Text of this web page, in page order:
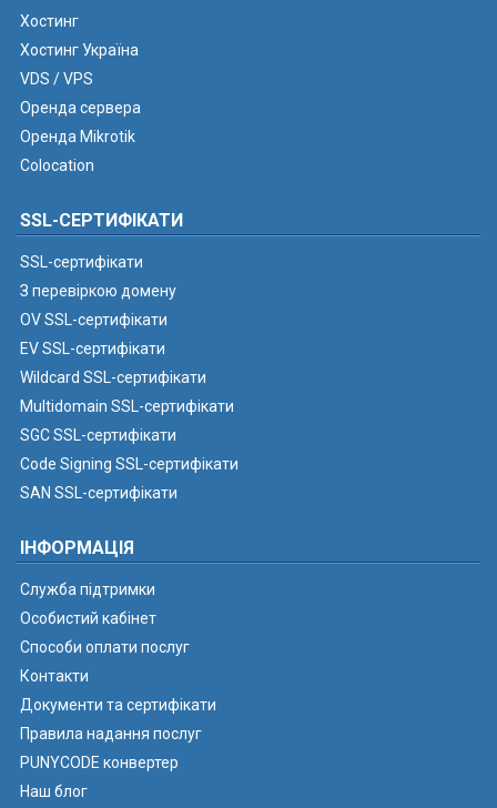
Хостинг
Хостинг Україна
VDS / VPS
Оренда сервера
Оренда Mikrotik
Colocation
SSL-СЕРТИФІКАТИ
SSL-сертифікати
З перевіркою домену
OV SSL-сертифікати
EV SSL-сертифікати
Wildcard SSL-сертифікати
Multidomain SSL-сертифікати
SGC SSL-сертифікати
Code Signing SSL-сертифікати
SAN SSL-сертифікати
ІНФОРМАЦІЯ
Служба підтримки
Особистий кабінет
Способи оплати послуг
Контакти
Документи та сертифікати
Правила надання послуг
PUNYCODE конвертер
Наш блог